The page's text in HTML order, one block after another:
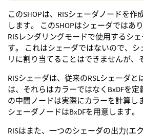
このSHOPは、RISシェーダノードを作
します。 このSHOPはシェーダではあ
RISレンダリングモードで使用するシ
す。 これはシェーダではないので、
リに割り当てることはできませんが、
RISシェーダは、従来のRSLシェーダと
は、それらはカラーではなくBxDFを
の中間ノードは実際にカラーを計算し
シェーダノードはBxDFを用意します。
RISはまた、一つのシェーダの出力(エ